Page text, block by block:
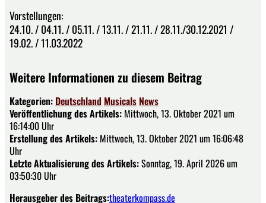
Vorstellungen:
24.10. / 04.11. / 05.11. / 13.11. / 21.11. / 28.11./30.12.2021 /
19.02. / 11.03.2022
Weitere Informationen zu diesem Beitrag
Kategorien: Deutschland Musicals News
Veröffentlichung des Artikels: Mittwoch, 13. Oktober 2021 um
16:14:00 Uhr
Erstellung des Artikels: Mittwoch, 13. Oktober 2021 um 16:06:48
Uhr
Letzte Aktualisierung des Artikels:Sonntag, 19. April 2026 um
03:50:30 Uhr
Herausgeber des Beitrags:theaterkompass.de